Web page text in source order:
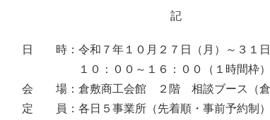
記
日 時：令和７年１０月２７日（月）～３１日
１０：００～１６：００（１時間枠）
会 場：倉敷商工会館 ２階 相談ブース（倉
定 員：各日５事業所（先着順・事前予約制）